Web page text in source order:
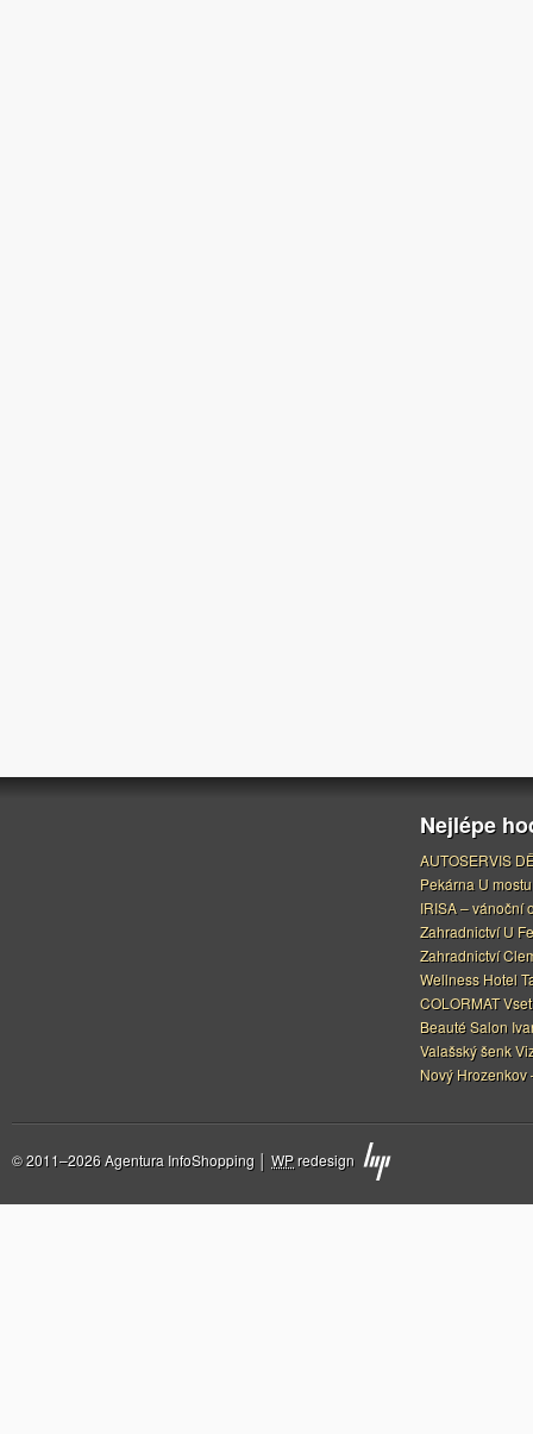
Nejlépe
AUTOSERVIS
Pekárna U mostu
IRISA – vánoční
Zahradnictví U
Zahradnictví
Wellness Hotel
COLORMAT
Beauté Salon
Valašský šenk
Nový Hrozenkov
© 2011–2026 Agentura InfoShopping │ WPredesign